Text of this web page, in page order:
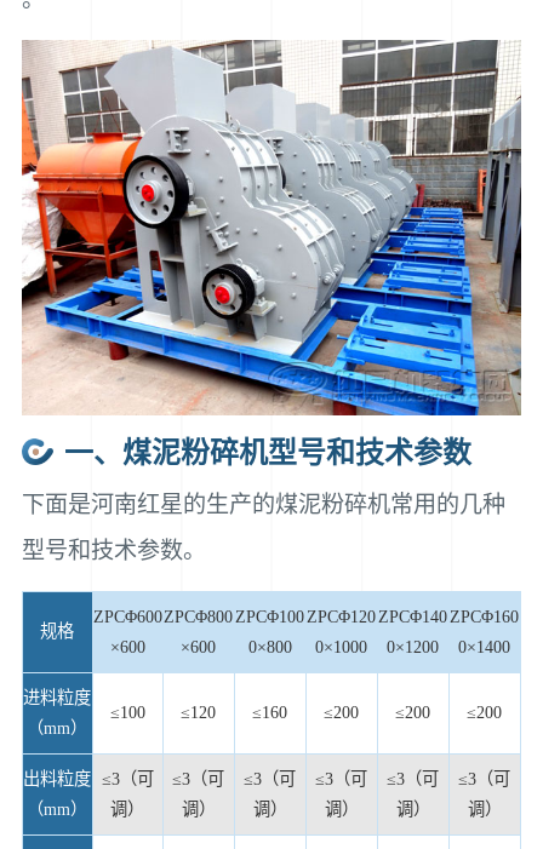
一、煤泥粉碎机型号和技术参数
下面是河南红星的生产的煤泥粉碎机常用的几种
型号和技术参数。
规格
ZPCΦ600
×600
ZPCΦ800
×600
ZPCΦ100
0×800
ZPCΦ120
0×1000
ZPCΦ140
0×1200
ZPCΦ160
0×1400
进料粒度
（mm）
≤100 ≤120 ≤160 ≤200 ≤200 ≤200
出料粒度
（mm）
≤3（可
调）
≤3（可
调）
≤3（可
调）
≤3（可
调）
≤3（可
调）
≤3（可
调）